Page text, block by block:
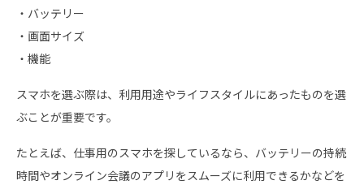
・バッテリー
・画面サイズ
・機能
スマホを選ぶ際は、利用用途やライフスタイルにあったものを選
ぶことが重要です。
たとえば、仕事用のスマホを探しているなら、バッテリーの持続
時間やオンライン会議のアプリをスムーズに利用できるかなどを